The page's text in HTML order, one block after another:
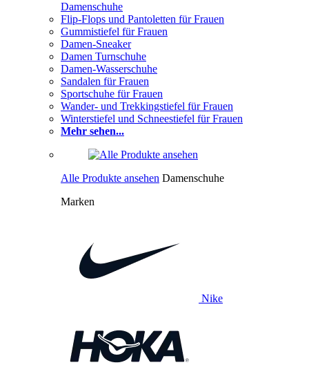
Damenschuhe
Flip-Flops und Pantoletten für Frauen
Gummistiefel für Frauen
Damen-Sneaker
Damen Turnschuhe
Damen-Wasserschuhe
Sandalen für Frauen
Sportschuhe für Frauen
Wander- und Trekkingstiefel für Frauen
Winterstiefel und Schneestiefel für Frauen
Mehr sehen...
Alle Produkte ansehen Damenschuhe
Marken
Nike